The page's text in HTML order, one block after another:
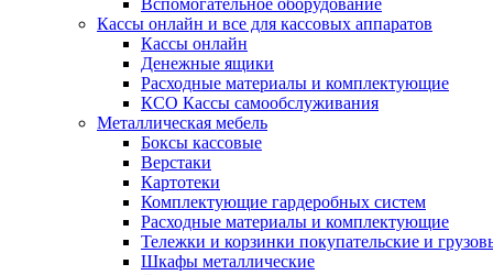
Вспомогательное оборудование
Кассы онлайн и все для кассовых аппаратов
Кассы онлайн
Денежные ящики
Расходные материалы и комплектующие
КСО Кассы самообслуживания
Металлическая мебель
Боксы кассовые
Верстаки
Картотеки
Комплектующие гардеробных систем
Расходные материалы и комплектующие
Тележки и корзинки покупательские и
Шкафы металлические